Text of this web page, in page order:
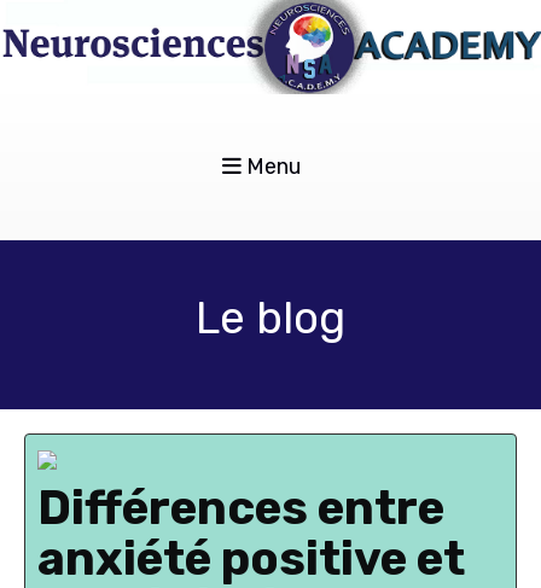
Menu
Le blog
Différences entre
anxiété positive et